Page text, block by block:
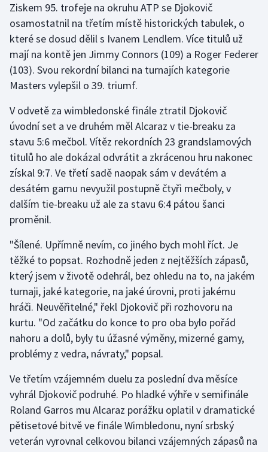
Jezdectví
Judo
Krasobruslení
Lezení
Lyže a snowboard
Moderní pětiboj
Motorsport
Olympijské hry
Parasport
Plavání
Plážový volejbal
Ragby
Rychlostní kanoistika
Short track
Ziskem 95. trofeje na okruhu ATP se Djokovič
osamostatnil na třetím místě historických tabulek, o
které se dosud dělil s Ivanem Lendlem. Více titulů už
mají na kontě jen Jimmy Connors (109) a Roger Federer
(103). Svou rekordní bilanci na turnajích kategorie
Masters vylepšil o 39. triumf.
V odvetě za wimbledonské finále ztratil Djokovič
úvodní set a ve druhém měl Alcaraz v tie-breaku za
stavu 5:6 mečbol. Vítěz rekordních 23 grandslamových
titulů ho ale dokázal odvrátit a zkrácenou hru nakonec
získal 9:7. Ve třetí sadě naopak sám v devátém a
desátém gamu nevyužil postupně čtyři mečboly, v
dalším tie-breaku už ale za stavu 6:4 pátou šanci
proměnil.
"Šílené. Upřímně nevím, co jiného bych mohl říct. Je
těžké to popsat. Rozhodně jeden z nejtěžších zápasů,
který jsem v životě odehrál, bez ohledu na to, na jakém
turnaji, jaké kategorie, na jaké úrovni, proti jakému
hráči. Neuvěřitelné," řekl Djokovič při rozhovoru na
kurtu. "Od začátku do konce to pro oba bylo pořád
nahoru a dolů, byly tu úžasné výměny, mizerné gamy,
problémy z vedra, návraty," popsal.
Ve třetím vzájemném duelu za poslední dva měsíce
vyhrál Djokovič podruhé. Po hladké výhře v semifinále
Roland Garros mu Alcaraz porážku oplatil v dramatické
pětisetové bitvě ve finále Wimbledonu, nyní srbský
veterán vyrovnal celkovou bilanci vzájemných zápasů na